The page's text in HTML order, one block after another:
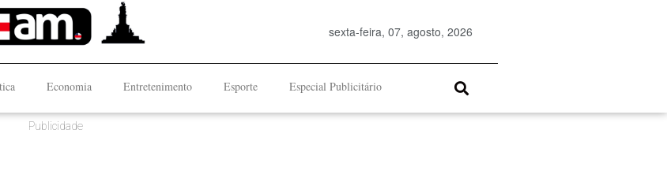
sexta-feira, 07, agosto, 2026
Economia Entretenimento Esporte Especial Publicitário
Publicidade